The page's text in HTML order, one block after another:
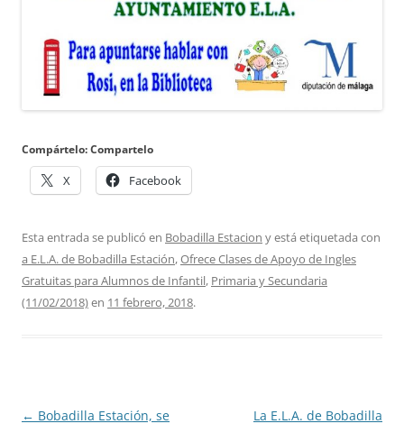
Compártelo: Compartelo
X Facebook
Esta entrada se publicó en Bobadilla Estacion y está etiquetada con
a E.L.A. de Bobadilla Estación,Ofrece Clases de Apoyo de Ingles
Gratuitas para Alumnos de Infantil, Primaria y Secundaria
(11/02/2018)en 11 febrero, 2018.
Navegación
← Bobadilla Estación, se
La E.L.A. de Bobadilla